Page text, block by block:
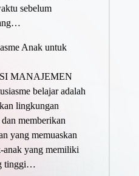
sebelum
Anak untuk
MANAJEMEN
belajar adalah
lingkungan
memberikan
yang memuaskan
anak yang memiliki
tinggi…